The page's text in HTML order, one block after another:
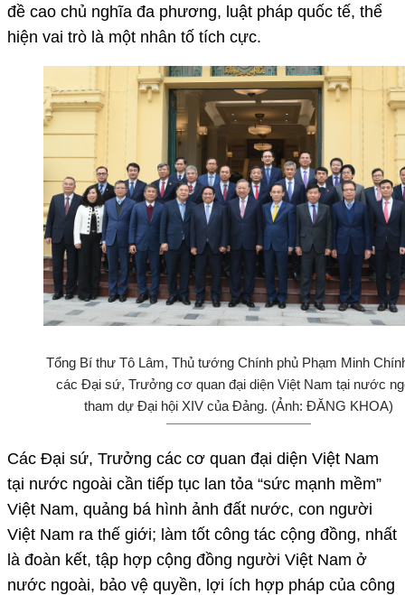
đề cao chủ nghĩa đa phương, luật pháp quốc tế, thể
hiện vai trò là một nhân tố tích cực.
Tổng Bí thư Tô Lâm, Thủ tướng Chính phủ Phạm Minh
các Đại sứ, Trưởng cơ quan đại diện Việt Nam tại nước
tham dự Đại hội XIV của Đảng. (Ảnh: ĐĂNG KHOA)
Các Đại sứ, Trưởng các cơ quan đại diện Việt Nam
tại nước ngoài cần tiếp tục lan tỏa “sức mạnh mềm”
Việt Nam, quảng bá hình ảnh đất nước, con người
Việt Nam ra thế giới; làm tốt công tác cộng đồng, nhất
là đoàn kết, tập hợp cộng đồng người Việt Nam ở
nước ngoài, bảo vệ quyền, lợi ích hợp pháp của công